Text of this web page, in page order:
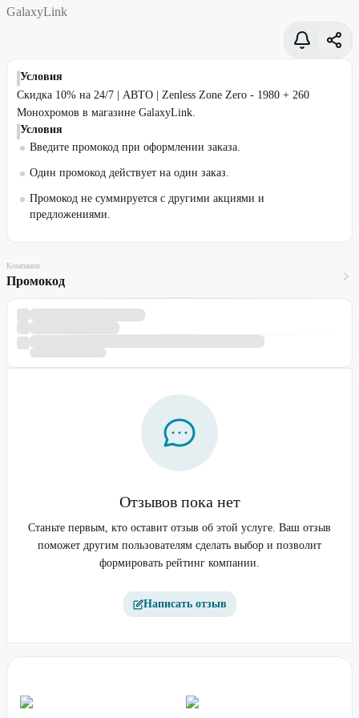
GalaxyLink
Условия
Скидка 10% на 24/7 | АВТО | Zenless Zone Zero - 1980 + 260
Монохромов в магазине GalaxyLink.
Условия
Введите промокод при оформлении заказа.
Один промокод действует на один заказ.
Промокод не суммируется с другими акциями и
предложениями.
Компания
Промокод
Отзывов пока нет
Станьте первым, кто оставит отзыв об этой услуге. Ваш отзыв
поможет другим пользователям сделать выбор и позволит
формировать рейтинг компании.
Написать отзыв